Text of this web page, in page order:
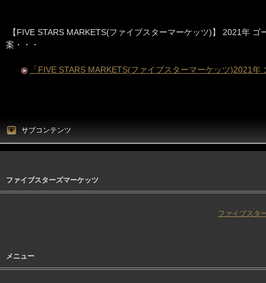
【FIVE STARS MARKETS(ファイブスターマーケッツ)】 2021年 ゴ
案・・・
「FIVE STARS MARKETS(ファイブスターマーケッツ)2021
サブコンテンツ
ファイブスターズマーケッツ
ファイブスタ
メニュー